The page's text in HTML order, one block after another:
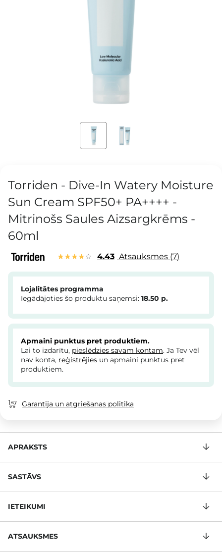
Torriden - Dive-In Watery Moisture
Sun Cream SPF50+ PA++++ -
Mitrinošs Saules Aizsargkrēms -
60ml
4.43 Atsauksmes 7
Lojalitātes programma
Iegādājoties šo produktu saņemsi: 18.50 p.
Apmaini punktus pret produktiem.
Lai to izdarītu, pieslēdzies savam kontam. Ja Tev vēl
nav konta, reģistrējies un apmaini punktus pret
produktiem.
Garantija un atgriešanas politika
APRAKSTS
SASTĀVS
IETEIKUMI
ATSAUKSMES